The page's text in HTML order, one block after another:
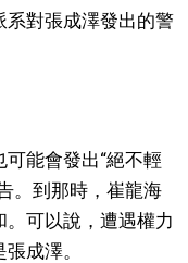
系對張成澤發出的警
能會發出“絕不輕
。到那時，崔龍海
可以說，遭遇權力
成澤。